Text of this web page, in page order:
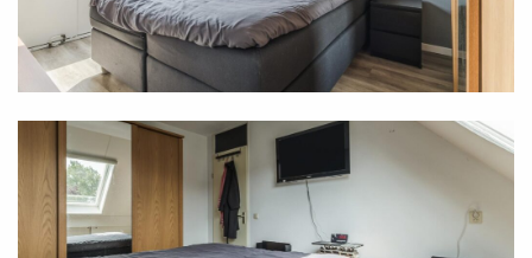
canopy, which is enhanced with recessed spotlights
and a skylight. But wherever you sit in this otherwise
predominantly green garden, you will have plenty of
you. At the back of the garden, you also have a
detached storage shed and a back entrance. Finally,
the front garden is likewise neatly landscaped, with a
beautiful mix of tiling and planting.